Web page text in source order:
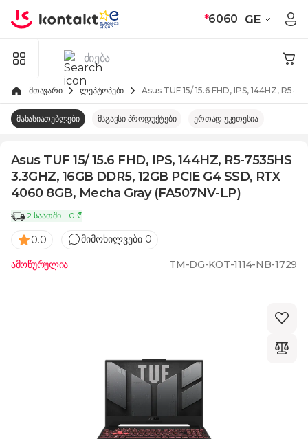
*6060 GE
მთავარი ლეპტოპები Asus TUF 15/ 15.6 FHD, IPS, 144HZ, R5-
მახასიათებლები მსგავსი პროდუქტები ერთად უკეთესია
Asus TUF 15/ 15.6 FHD, IPS, 144HZ, R5-7535HS
3.3GHZ, 16GB DDR5, 12GB PCIE G4 SSD, RTX
4060 8GB, Mecha Gray (FA507NV-LP)
2 საათში - 0 ₾
0.0 მიმოხილვები 0
ამოწურულია TM-DG-KOT-1114-NB-1729